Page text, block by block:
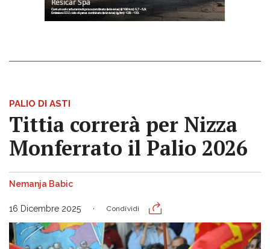
PALIO DI ASTI
Tittia correrà per Nizza
Monferrato il Palio 2026
Nemanja Babic
16 Dicembre 2025 Condividi